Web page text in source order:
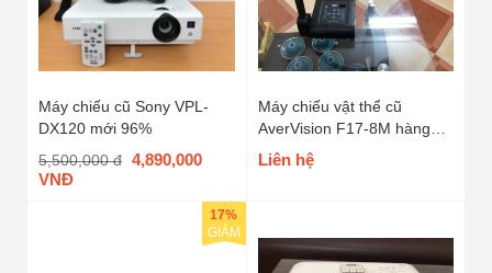
Máy chiếu cũ Sony VPL-
DX120 mới 96%
5,500,000 đ 4,890,000
VNĐ
Máy chiếu vật thể cũ
AverVision F17-8M hàng
trưng bày
Liên hệ
17%
GIẢM